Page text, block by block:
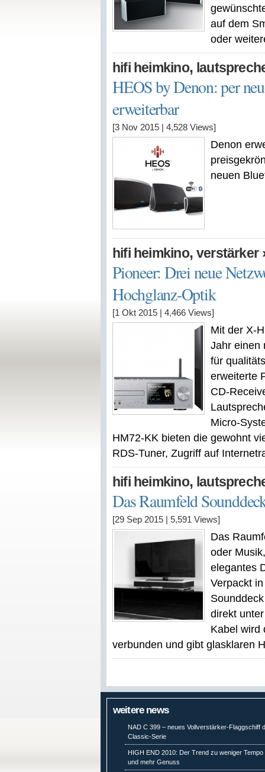
auf dem
oder
hifi heimkino,
HEOS by Denon: per
erweiterbar
[3 Nov 2015 4,528 Views]
Denon
neuen
hifi heimkino, verstärker
Pioneer: Drei neue
Hochglanz-Optik
[1 Okt 2015 4,466 Views]
Mit der X-
Jahr einen
für
erweiterte
CD-
Micro-
HM72-KK bieten die gewohnt
RDS-Tuner, Zugriff auf
hifi heimkino,
Das Raumfeld
[29 Sep 2015 5,591 Views]
Das
oder
elegantes
Verpackt
direkt
Kabel wird
verbunden und gibt glasklaren
weitere news
NAD C 399 – neues Vollverstärker-Flaggschiff
Classic-Serie
HIGH END 2010: Der Trend zu weniger Tempo
und mehr Genuss